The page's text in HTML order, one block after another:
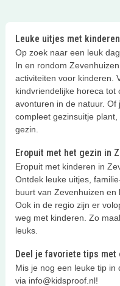
Leuke uitjes met
Op zoek naar een leuk
In en rondom
activiteiten voor kinderen.
kindvriendelijke horeca tot
avonturen in de natuur. Of
compleet gezinsuitje
gezin.
Eropuit met het gezin in
Eropuit met kinderen in
Ontdek leuke uitjes,
buurt van Zevenhuizen en
Ook in de regio zijn er
weg met kinderen. Zo
leuks.
Deel je favoriete tips met
Mis je nog een leuke tip in
via info@kidsproof.nl!